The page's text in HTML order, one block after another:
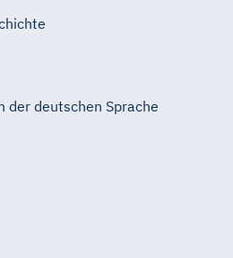
der deutschen Sprache